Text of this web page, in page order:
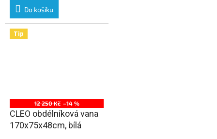
Do košíku
Tip
12 250 Kč –14 %
CLEO obdélníková vana
170x75x48cm, bílá